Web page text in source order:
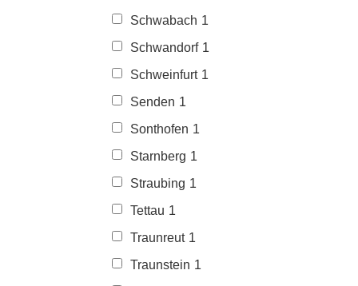
Schwabach 1
Schwandorf 1
Schweinfurt 1
Senden 1
Sonthofen 1
Starnberg 1
Straubing 1
Tettau 1
Traunreut 1
Traunstein 1